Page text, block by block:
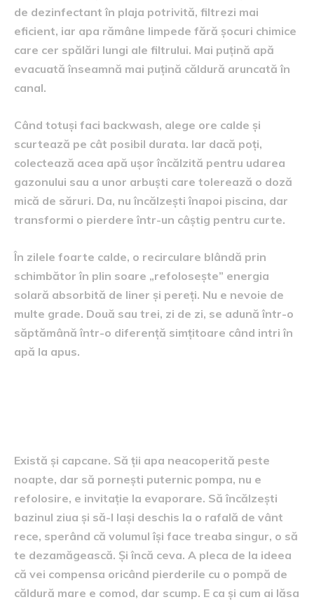
de dezinfectant în plaja potrivită, filtrezi mai
eficient, iar apa rămâne limpede fără șocuri chimice
care cer spălări lungi ale filtrului. Mai puțină apă
evacuată înseamnă mai puțină căldură aruncată în
canal.
Când totuși faci backwash, alege ore calde și
scurtează pe cât posibil durata. Iar dacă poți,
colectează acea apă ușor încălzită pentru udarea
gazonului sau a unor arbuști care tolerează o doză
mică de săruri. Da, nu încălzești înapoi piscina, dar
transformi o pierdere într-un câștig pentru curte.
În zilele foarte calde, o recirculare blândă prin
schimbător în plin soare „refolosește” energia
solară absorbită de liner și pereți. Nu e nevoie de
multe grade. Două sau trei, zi de zi, se adună într-o
săptămână într-o diferență simțitoare când intri în
apă la apus.
Există și capcane. Să ții apa neacoperită peste
noapte, dar să pornești puternic pompa, nu e
refolosire, e invitație la evaporare. Să încălzești
bazinul ziua și să-l lași deschis la o rafală de vânt
rece, sperând că volumul își face treaba singur, o să
te dezamăgească. Și încă ceva. A pleca de la ideea
că vei compensa oricând pierderile cu o pompă de
căldură mare e comod, dar scump. E ca și cum ai lăsa